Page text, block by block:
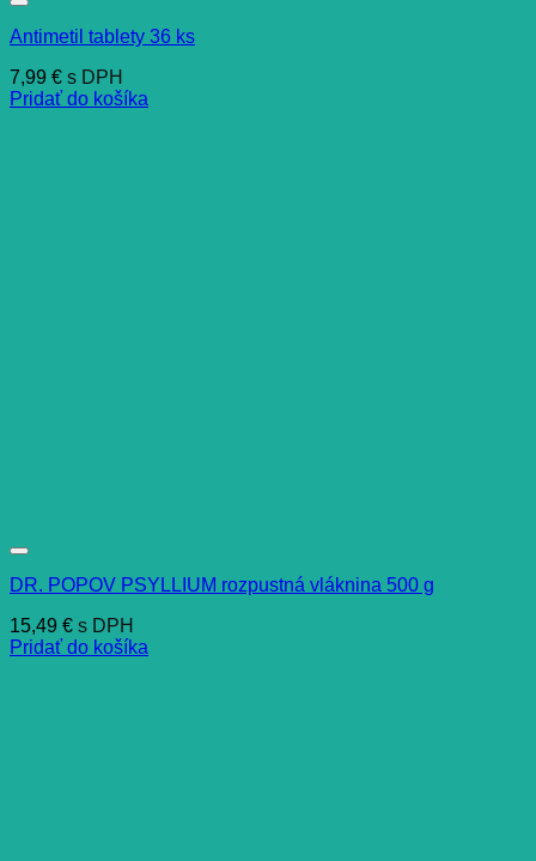
Antimetil tablety 36 ks
7,99 € s DPH
Pridať do košíka
DR. POPOV PSYLLIUM rozpustná vláknina 500 g
15,49 € s DPH
Pridať do košíka